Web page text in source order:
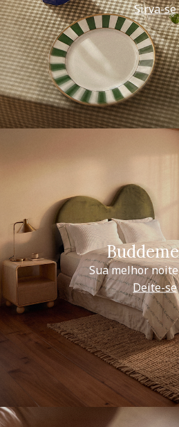
Sirva-se
Sua melhor
Deite-se